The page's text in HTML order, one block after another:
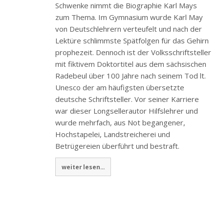
Schwenke nimmt die Biographie Karl Mays
zum Thema. Im Gymnasium wurde Karl May
von Deutschlehrern verteufelt und nach der
Lektüre schlimmste Spätfolgen für das Gehirn
prophezeit. Dennoch ist der Volksschriftsteller
mit fiktivem Doktortitel aus dem sächsischen
Radebeul über 100 Jahre nach seinem Tod lt.
Unesco der am häufigsten übersetzte
deutsche Schriftsteller. Vor seiner Karriere
war dieser Longsellerautor Hilfslehrer und
wurde mehrfach, aus Not begangener,
Hochstapelei, Landstreicherei und
Betrügereien überführt und bestraft.
weiter lesen...